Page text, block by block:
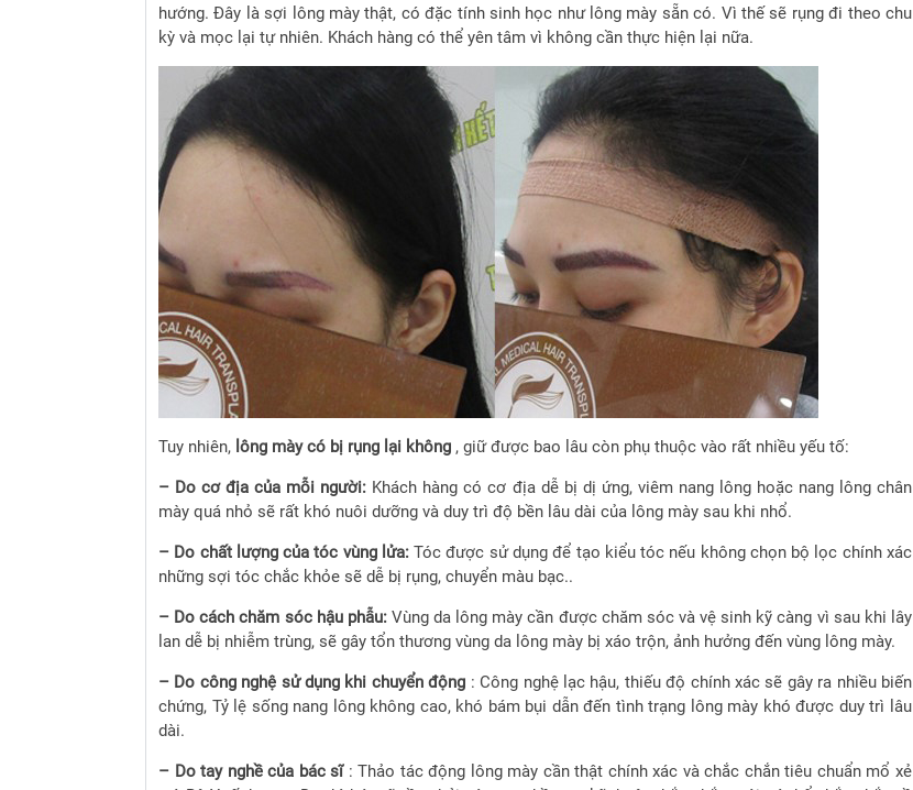
hướng.Đây là sợi lông mày thật, có đặc tính sinh học như lông mày sẵn có. Vì thế sẽ rụng đi theo chu
kỳ và mọc lại tự nhiên. Khách hàng có thể yên tâm vì không cần thực hiện lại nữa.
Tuy nhiên, lông mày có bị rụng lại không , giữ được bao lâu còn phụ thuộc vào rất nhiều yếu tố:
– Do cơ địa của mỗi người: Khách hàng có cơ địa dễ bị dị ứng, viêm nang lông hoặc nang lông chân
mày quá nhỏ sẽ rất khó nuôi dưỡng và duy trì độ bền lâu dài của lông mày sau khi nhổ.
– Do chất lượng của tóc vùng lửa:Tóc được sử dụng để tạo kiểu tóc nếu không chọn bộ lọc chính xác
những sợi tóc chắc khỏe sẽ dễ bị rụng, chuyển màu bạc..
– Do cách chăm sóc hậu phẫu:Vùng da lông mày cần được chăm sóc và vệ sinh kỹ càng vì sau khi lây
lan dễ bị nhiễm trùng, sẽ gây tổn thương vùng da lông mày bị xáo trộn, ảnh hưởng đến vùng lông mày.
– Do công nghệ sử dụng khi chuyển động : Công nghệ lạc hậu, thiếu độ chính xác sẽ gây ra nhiều biến
chứng, Tỷ lệ sống nang lông không cao, khó bám bụi dẫn đến tình trạng lông mày khó được duy trì lâu
dài.
– Do tay nghề của bác sĩ: Thảo tác động lông mày cần thật chính xác và chắc chắn tiêu chuẩn mổ xẻ